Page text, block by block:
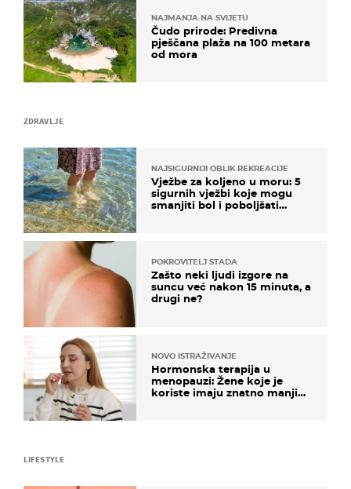
ZDRAVLJE
NAJSIGURNIJI OBLIK REKREACIJE
Vježbe za koljeno u moru: 5
sigurnih vježbi koje mogu
smanjiti bol i poboljšati
POKROVITELJ STADA
Zašto neki ljudi izgore na
suncu već nakon 15 minuta, a
drugi ne?
NOVO ISTRAŽIVANJE
Hormonska terapija u
menopauzi: Žene koje je
koriste imaju znatno manji
NAJMANJA NA SVIJETU
Čudo prirode: Predivna
pješčana plaža na 100 metara
od mora
LIFESTYLE